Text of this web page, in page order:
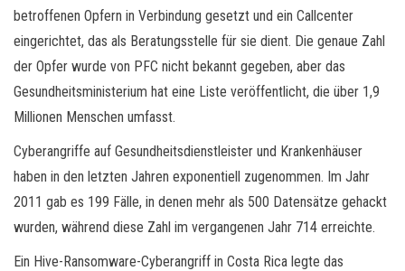
betroffenen Opfern in Verbindung gesetzt und ein Callcenter
eingerichtet, das als Beratungsstelle für sie dient. Die genaue Zahl
der Opfer wurde von PFC nicht bekannt gegeben, aber das
Gesundheitsministerium hat eine Liste veröffentlicht, die über 1,9
Millionen Menschen umfasst.
Cyberangriffe auf Gesundheitsdienstleister und Krankenhäuser
haben in den letzten Jahren exponentiell zugenommen. Im Jahr
2011 gab es 199 Fälle, in denen mehr als 500 Datensätze gehackt
wurden, während diese Zahl im vergangenen Jahr 714 erreichte.
Ein Hive-Ransomware-Cyberangriff in Costa Rica legte das